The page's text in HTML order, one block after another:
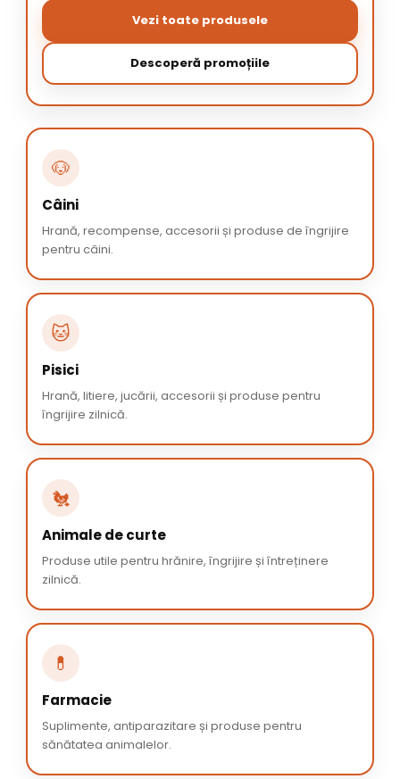
Vezi toate produsele
Descoperă promoțiile
🐶
Câini
Hrană, recompense, accesorii și produse de îngrijire
pentru câini.
🐱
Pisici
Hrană, litiere, jucării, accesorii și produse pentru
îngrijire zilnică.
🐔
Animale de curte
Produse utile pentru hrănire, îngrijire și întreținere
zilnică.
💊
Farmacie
Suplimente, antiparazitare și produse pentru
sănătatea animalelor.